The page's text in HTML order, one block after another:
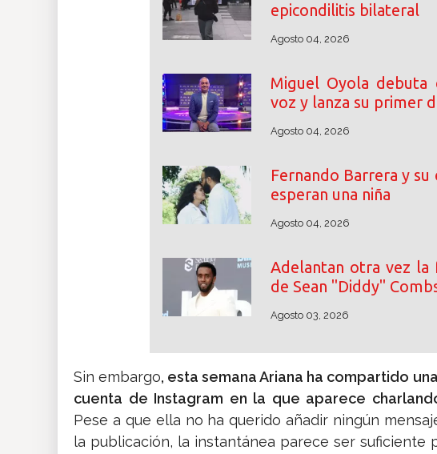
epicondilitis bilateral
Agosto 04, 2026
Miguel Oyola debuta
voz y lanza su primer
Agosto 04, 2026
Fernando Barrera y su
esperan una niña
Agosto 04, 2026
Adelantan otra vez la
de Sean "Diddy"
Agosto 03, 2026
Sin embargo, esta semana Ariana ha compartido
cuenta de Instagram en la que aparece
Pese a que ella no ha querido añadir ningún
la publicación, la instantánea parece ser suficiente